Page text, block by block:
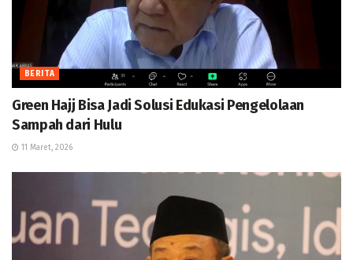
BERITA
Green Hajj Bisa Jadi Solusi Edukasi Pengelolaan
Sampah dari Hulu
11 Maret, 2026